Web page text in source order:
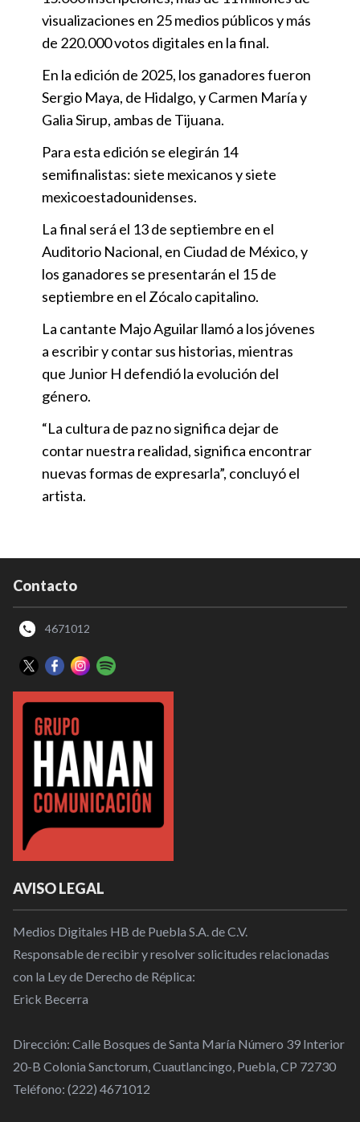
visualizaciones en 25 medios públicos y más
de 220.000 votos digitales en la final.
En la edición de 2025, los ganadores fueron
Sergio Maya, de Hidalgo, y Carmen María y
Galia Sirup, ambas de Tijuana.
Para esta edición se elegirán 14
semifinalistas: siete mexicanos y siete
mexicoestadounidenses.
La final será el 13 de septiembre en el
Auditorio Nacional, en Ciudad de México, y
los ganadores se presentarán el 15 de
septiembre en el Zócalo capitalino.
La cantante Majo Aguilar llamó a los jóvenes
a escribir y contar sus historias, mientras
que Junior H defendió la evolución del
género.
“La cultura de paz no significa dejar de
contar nuestra realidad, significa encontrar
nuevas formas de expresarla”, concluyó el
artista.
Contacto
4671012
AVISO LEGAL
Medios Digitales HB de Puebla S.A. de C.V.
Responsable de recibir y resolver solicitudes relacionadas
con la Ley de Derecho de Réplica:
Erick Becerra
Dirección: Calle Bosques de Santa María Número 39 Interior
20-B Colonia Sanctorum, Cuautlancingo, Puebla, CP 72730
Teléfono: (222) 4671012